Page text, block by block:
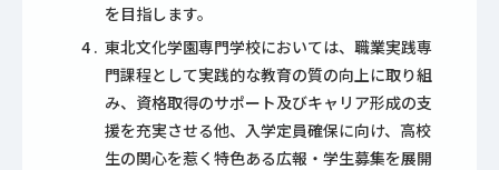
を目指します。
東北文化学園専門学校においては、職業実践専
門課程として実践的な教育の質の向上に取り組
み、資格取得のサポート及びキャリア形成の支
援を充実させる他、入学定員確保に向け、高校
生の関心を惹く特色ある広報・学生募集を展開